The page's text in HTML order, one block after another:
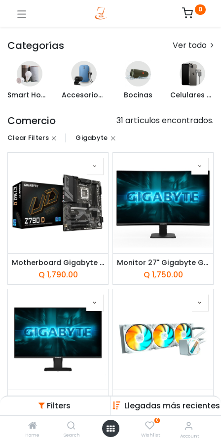
Filters Llegadas más recientes
Home Search
0
Wishlist Account
0
Categorías Ver todo
Smart Home Accesorios de Computo Bocinas Celulares y Mas
Comercio 31 artículos encontrados.
Clear Filters Gigabyte
Motherboard Gigabyte Z790 D Socket LGA1700 14th, 13th & 12th Gen 4xDDR5 ATX
Q 1,790.00
Monitor 27" Gigabyte Gaming GS27FC2 FHD VA 1920x1080 240Hz HDMI DP
Q 1,750.00
Monitor gaming Gigabyte GS25F2A 24.5" FHD SS IPS 240 Hz 1 ms HDMI DP FreeSync Premium
Q 1,200.00
Enfriador Liquido 360mm Gigabyte GME 360 ARGB ICE
Q845.00